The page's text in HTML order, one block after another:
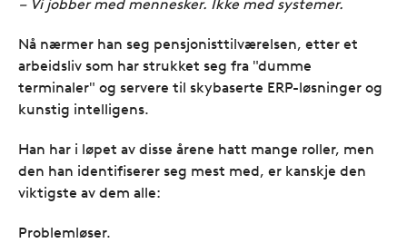
– Vi jobber med mennesker. Ikke med systemer.
Nå nærmer han seg pensjonisttilværelsen, etter et
arbeidsliv som har strukket seg fra "dumme
terminaler" og servere til skybaserte ERP-løsninger og
kunstig intelligens.
Han har i løpet av disse årene hatt mange roller, men
den han identifiserer seg mest med, er kanskje den
viktigste av dem alle:
Problemløser.